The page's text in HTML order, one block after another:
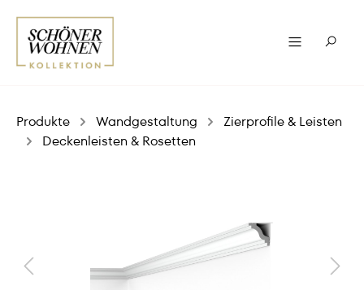
Produkte Wandgestaltung
Zierprofile & Leisten
Deckenleisten & Rosetten